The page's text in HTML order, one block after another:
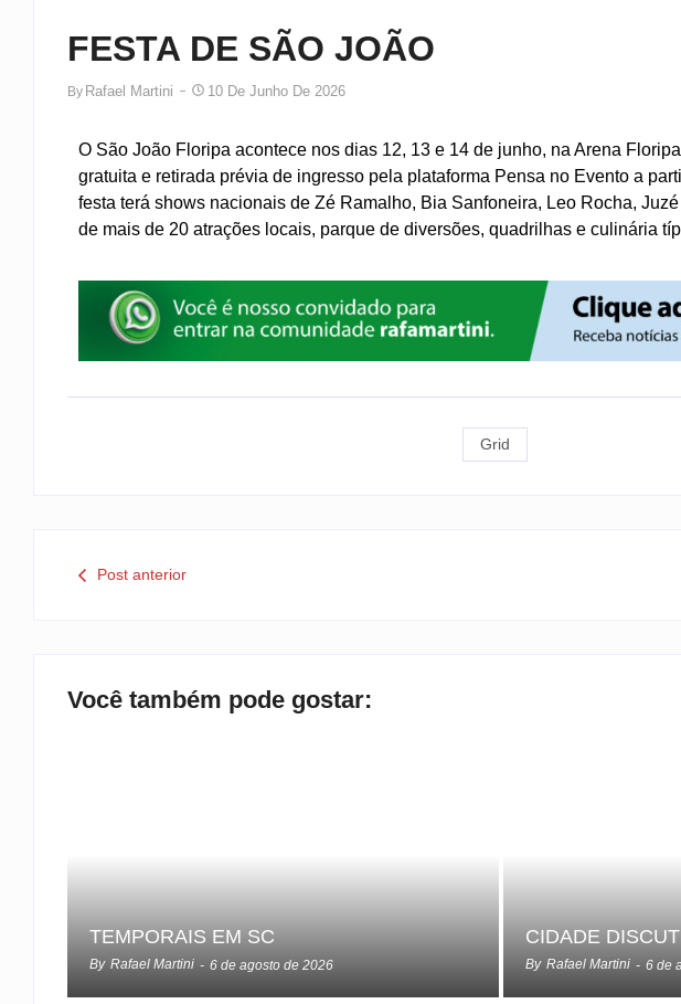
FESTA DE SÃO JOÃO
By Rafael Martini 10 De Junho De 2026
O São João Floripa acontece nos dias 12, 13 e 14 de junho, na Arena
gratuita e retirada prévia de ingresso pela plataforma Pensa no Evento a
festa terá shows nacionais de Zé Ramalho, Bia Sanfoneira, Leo Rocha,
de mais de 20 atrações locais, parque de diversões, quadrilhas e culinária
Grid
Post anterior
Você também pode gostar:
TEMPORAIS EM SC
By Rafael Martini - 6 de agosto de 2026
CIDADE
By Rafael Martini - 6 de